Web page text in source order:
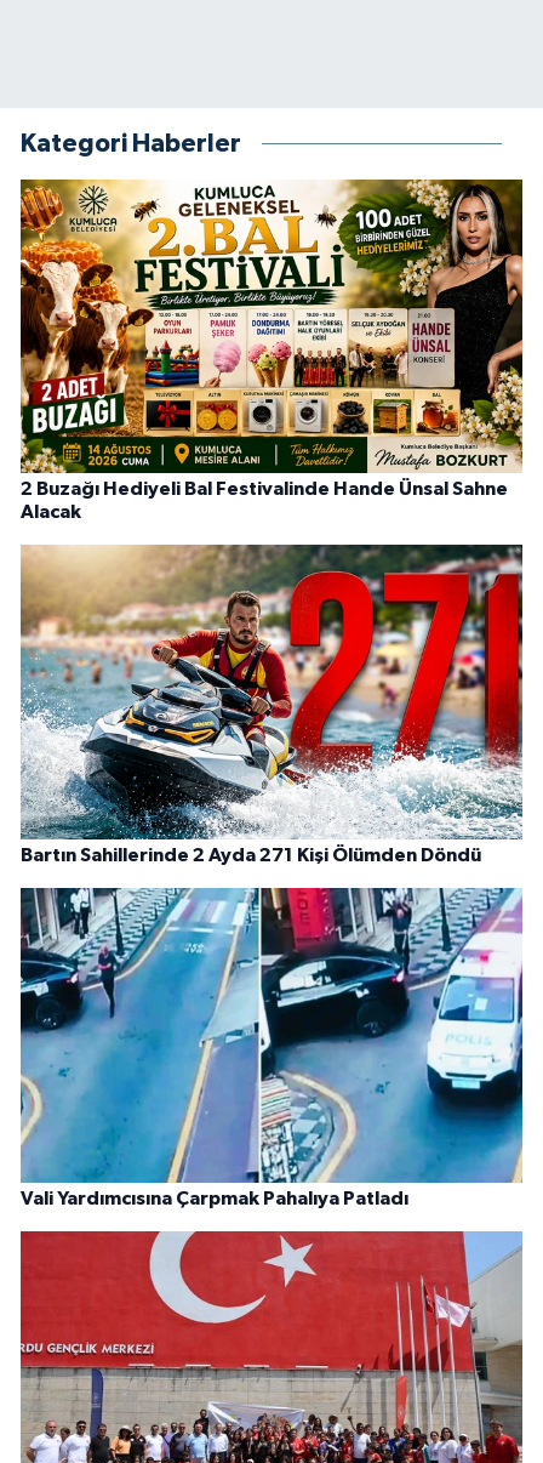
Kategori Haberler
2 Buzağı Hediyeli Bal Festivalinde Hande Ünsal Sahne
Alacak
Bartın Sahillerinde 2 Ayda 271 Kişi Ölümden Döndü
Vali Yardımcısına Çarpmak Pahalıya Patladı